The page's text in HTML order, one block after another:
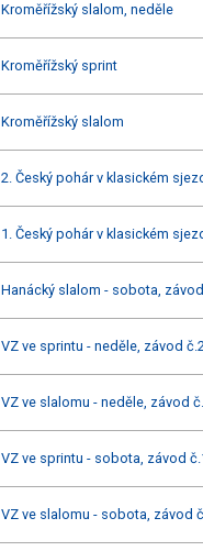
Kroměřížský slalom, neděle
Kroměřížský sprint
Kroměřížský slalom
2. Český pohár v klasickém
1. Český pohár v klasickém
Hanácký slalom - sobota,
VZ ve sprintu - neděle, závod
VZ ve slalomu - neděle, závod
VZ ve sprintu - sobota, závod
VZ ve slalomu - sobota, závod